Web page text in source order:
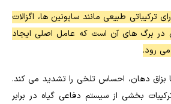
ترکیباتی طبیعی مانند ساپونین ها، اگزالات
در برگ های آن است که عامل اصلی ایجاد
رود.
بزاق دهان، احساس تلخی را تشدید می کند.
بخشی از سیستم دفاعی گیاه در برابر